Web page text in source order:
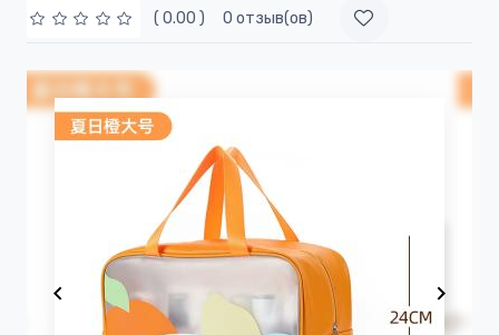
( 0.00 ) 0 отзыв(ов)